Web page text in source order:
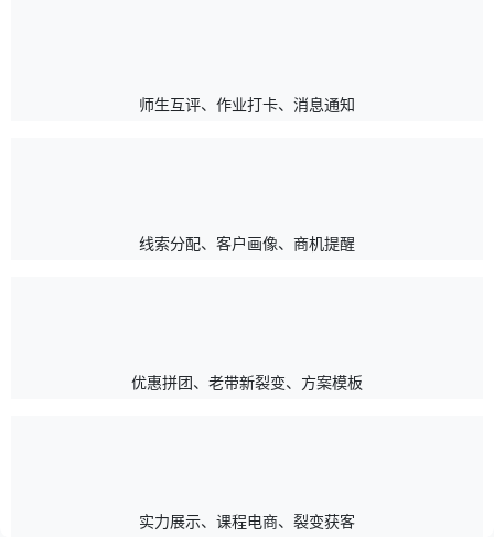
师生互评、作业打卡、消息通知
线索分配、客户画像、商机提醒
优惠拼团、老带新裂变、方案模板
实力展示、课程电商、裂变获客